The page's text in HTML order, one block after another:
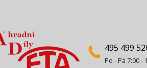
495 499
Po - Pá 7:00 -